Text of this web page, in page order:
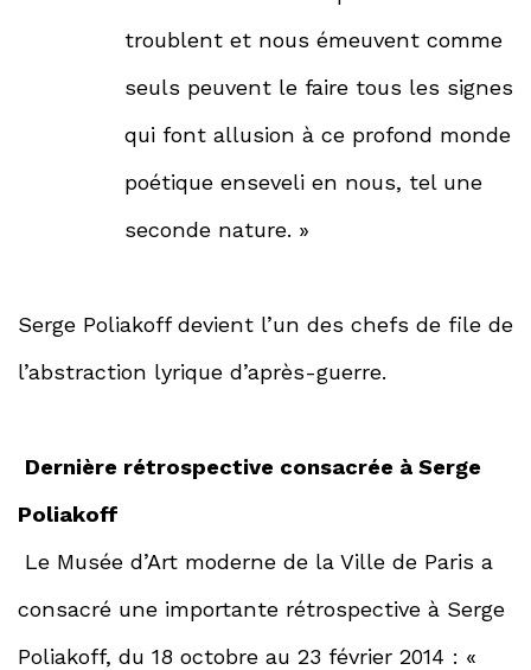
troublent et nous émeuvent comme
seuls peuvent le faire tous les signes
qui font allusion à ce profond monde
poétique enseveli en nous, tel une
seconde nature. »
Serge Poliakoff devient l’un des chefs de file de
l’abstraction lyrique d’après-guerre.
Dernière rétrospective consacrée à Serge
Poliakoff
Le Musée d’Art moderne de la Ville de Paris a
consacré une importante rétrospective à Serge
Poliakoff, du 18 octobre au 23 février 2014 : «